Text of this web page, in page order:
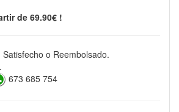
de 69.90€ !
o Reembolsado.
673 685 754